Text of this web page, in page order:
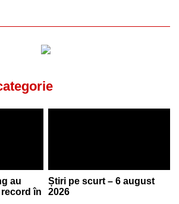
au
în
Știri pe scurt – 6 august
2026